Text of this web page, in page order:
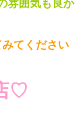
雰囲気も良か
てください
♡